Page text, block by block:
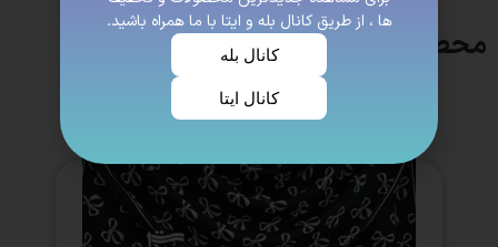
محصولات مشابه
ها ، از طریق کانال بله و ایتا با ما همراه باشید.
کانال بله
کانال ایتا